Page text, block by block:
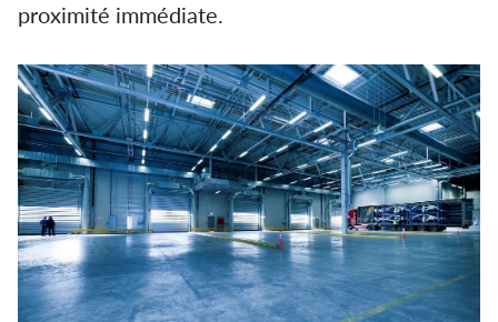
proximité immédiate.